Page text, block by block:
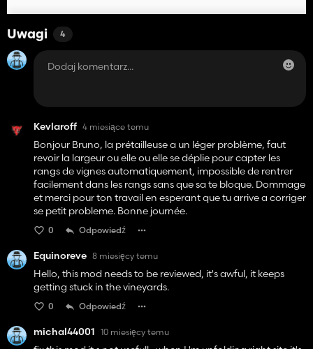
Uwagi 4
Kevlaroff 4 miesiące temu
Bonjour Bruno, la prétailleuse a un léger problème, faut
revoir la largeur ou elle ou elle se déplie pour capter les
rangs de vignes automatiquement, impossible de rentrer
facilement dans les rangs sans que sa te bloque. Dommage
et merci pour ton travail en esperant que tu arrive a corriger
se petit probleme. Bonne journée.
0 Odpowiedź
Equinoreve 8 miesięcy temu
Hello, this mod needs to be reviewed, it's awful, it keeps
getting stuck in the vineyards.
0 Odpowiedź
michal44001 10 miesięcy temu